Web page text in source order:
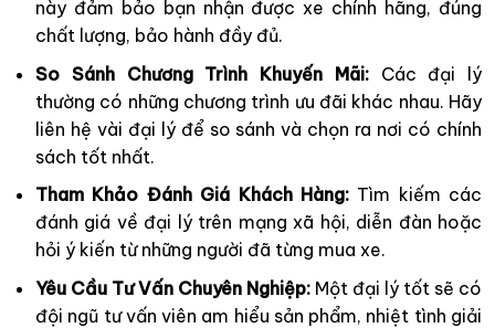
này đảm bảo bạn nhận được xe chính hãng, đúng
chất lượng, bảo hành đầy đủ.
So Sánh Chương Trình Khuyến Mãi:Các đại lý
thường có những chương trình ưu đãi khác nhau. Hãy
liên hệ vài đại lý để so sánh và chọn ra nơi có chính
sách tốt nhất.
Tham Khảo Đánh Giá Khách Hàng:Tìm kiếm các
đánh giá về đại lý trên mạng xã hội, diễn đàn hoặc
hỏi ý kiến từ những người đã từng mua xe.
Yêu Cầu Tư Vấn Chuyên Nghiệp: Một đại lý tốt sẽ có
đội ngũ tư vấn viên am hiểu sản phẩm, nhiệt tình giải